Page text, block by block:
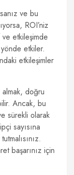
ve bu
ROI’niz
etkileşimde
etkiler.
etkileşimler
almak, doğru
Ancak, bu
sürekli olarak
sayısına
başarınız için